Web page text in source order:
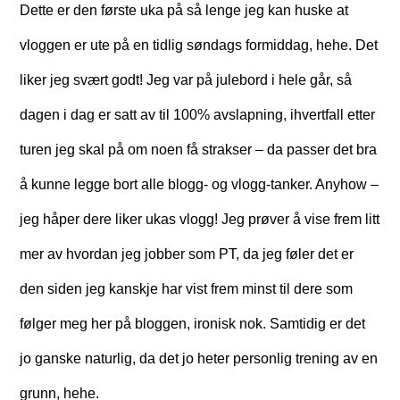
Dette er den første uka på så lenge jeg kan huske at
vloggen er ute på en tidlig søndags formiddag, hehe. Det
liker jeg svært godt! Jeg var på julebord i hele går, så
dagen i dag er satt av til 100% avslapning, ihvertfall etter
turen jeg skal på om noen få strakser – da passer det bra
å kunne legge bort alle blogg- og vlogg-tanker. Anyhow –
jeg håper dere liker ukas vlogg! Jeg prøver å vise frem litt
mer av hvordan jeg jobber som PT, da jeg føler det er
den siden jeg kanskje har vist frem minst til dere som
følger meg her på bloggen, ironisk nok. Samtidig er det
jo ganske naturlig, da det jo heter personlig trening av en
grunn, hehe.